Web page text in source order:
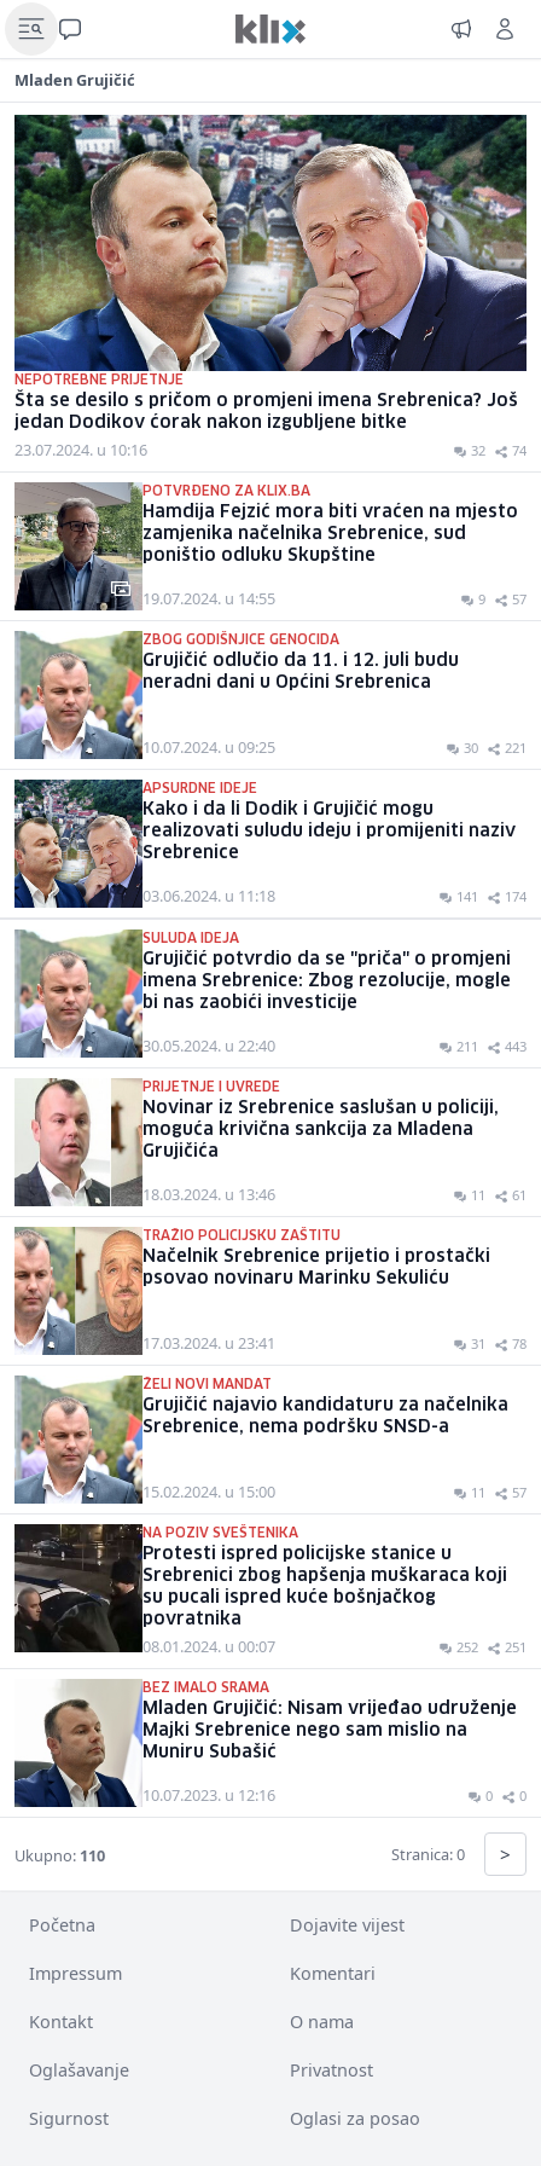
Mladen Grujičić
NEPOTREBNE PRIJETNJE
Šta se desilo s pričom o promjeni imena Srebrenica? Još
jedan Dodikov ćorak nakon izgubljene bitke
23.07.2024. u 10:16 32 74
POTVRĐENO ZA KLIX.BA
Hamdija Fejzić mora biti vraćen na mjesto
zamjenika načelnika Srebrenice, sud
poništio odluku Skupštine
19.07.2024. u 14:55 9 57
ZBOG GODIŠNJICE GENOCIDA
Grujičić odlučio da 11. i 12. juli budu
neradni dani u Općini Srebrenica
10.07.2024. u 09:25 30 221
APSURDNE IDEJE
Kako i da li Dodik i Grujičić mogu
realizovati suludu ideju i promijeniti naziv
Srebrenice
03.06.2024. u 11:18 141 174
SULUDA IDEJA
Grujičić potvrdio da se "priča" o promjeni
imena Srebrenice: Zbog rezolucije, mogle
bi nas zaobići investicije
30.05.2024. u 22:40 211 443
PRIJETNJE I UVREDE
Novinar iz Srebrenice saslušan u policiji,
moguća krivična sankcija za Mladena
Grujičića
18.03.2024. u 13:46 11 61
TRAŽIO POLICIJSKU ZAŠTITU
Načelnik Srebrenice prijetio i prostački
psovao novinaru Marinku Sekuliću
17.03.2024. u 23:41 31 78
ŽELI NOVI MANDAT
Grujičić najavio kandidaturu za načelnika
Srebrenice, nema podršku SNSD-a
15.02.2024. u 15:00 11 57
NA POZIV SVEŠTENIKA
Protesti ispred policijske stanice u
Srebrenici zbog hapšenja muškaraca koji
su pucali ispred kuće bošnjačkog
povratnika
08.01.2024. u 00:07 252 251
BEZ IMALO SRAMA
Mladen Grujičić: Nisam vrijeđao udruženje
Majki Srebrenice nego sam mislio na
Muniru Subašić
10.07.2023. u 12:16 0 0
Ukupno: 110 Stranica: 0 >
Početna Dojavite vijest
Impressum Komentari
Kontakt O nama
Oglašavanje Privatnost
Sigurnost Oglasi za posao